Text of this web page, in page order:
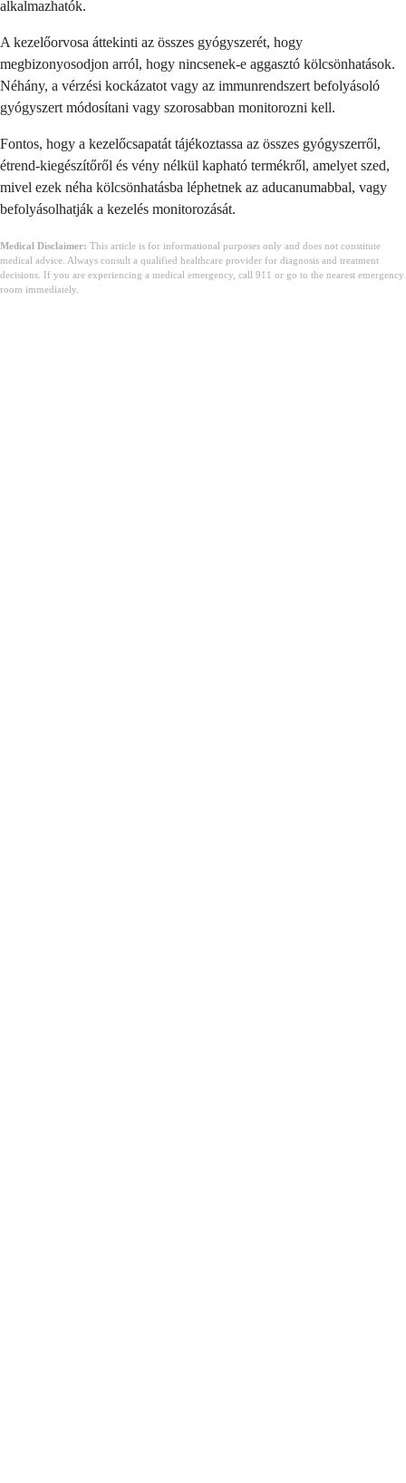
alkalmazhatók.
A kezelőorvosa áttekinti az összes gyógyszerét, hogy
megbizonyosodjon arról, hogy nincsenek-e aggasztó kölcsönhatások.
Néhány, a vérzési kockázatot vagy az immunrendszert befolyásoló
gyógyszert módosítani vagy szorosabban monitorozni kell.
Fontos, hogy a kezelőcsapatát tájékoztassa az összes gyógyszerről,
étrend-kiegészítőről és vény nélkül kapható termékről, amelyet szed,
mivel ezek néha kölcsönhatásba léphetnek az aducanumabbal, vagy
befolyásolhatják a kezelés monitorozását.
Medical Disclaimer: This article is for informational purposes only and does not constitute
medical advice. Always consult a qualified healthcare provider for diagnosis and treatment
decisions. If you are experiencing a medical emergency, call 911 or go to the nearest emergency
room immediately.